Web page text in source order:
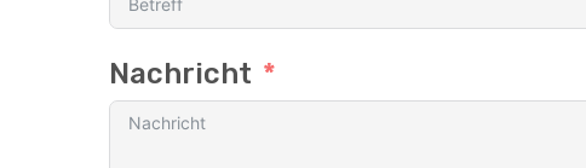
Nachricht